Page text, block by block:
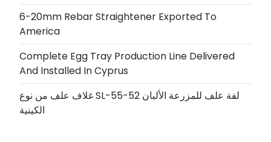
6-20mm Rebar Straightener Exported To
America
Complete Egg Tray Production Line Delivered
And Installed In Cyprus
غلاف علف من نوع SL-55-52 لفة علف للمزرعة الألبان
الكينية